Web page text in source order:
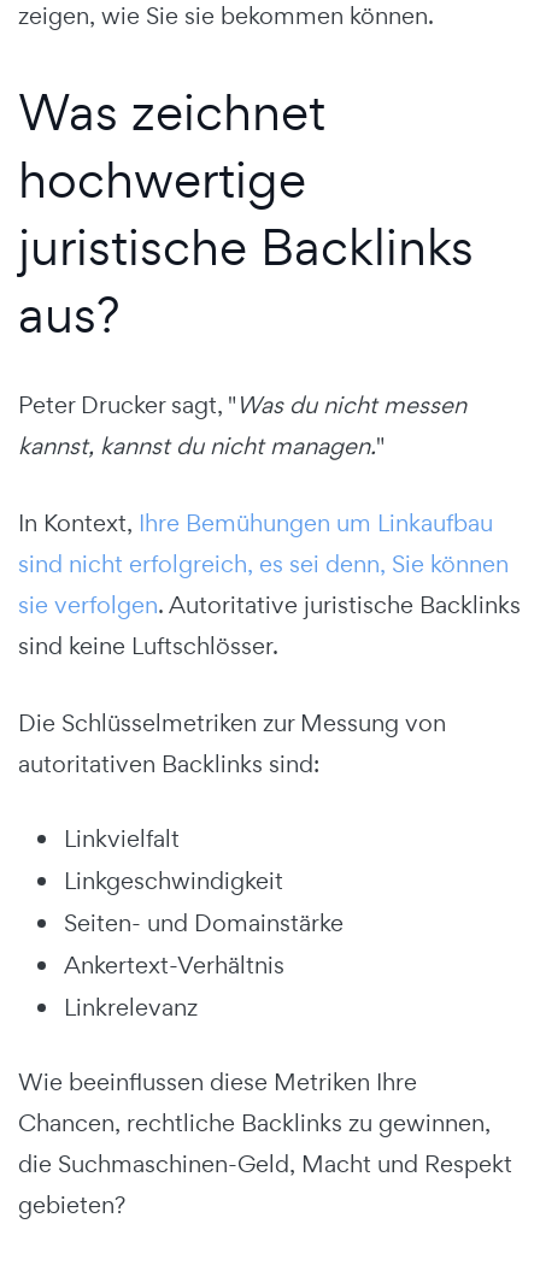
zeigen, wie Sie sie bekommen können.
Was zeichnet
hochwertige
juristische Backlinks
aus?
Peter Drucker sagt, "Was du nicht messen
kannst, kannst du nicht managen."
In Kontext, Ihre Bemühungen um Linkaufbau
sind nicht erfolgreich, es sei denn, Sie können
sie verfolgen. Autoritative juristische Backlinks
sind keine Luftschlösser.
Die Schlüsselmetriken zur Messung von
autoritativen Backlinks sind:
Linkvielfalt
Linkgeschwindigkeit
Seiten- und Domainstärke
Ankertext-Verhältnis
Linkrelevanz
Wie beeinflussen diese Metriken Ihre
Chancen, rechtliche Backlinks zu gewinnen,
die Suchmaschinen-Geld, Macht und Respekt
gebieten?